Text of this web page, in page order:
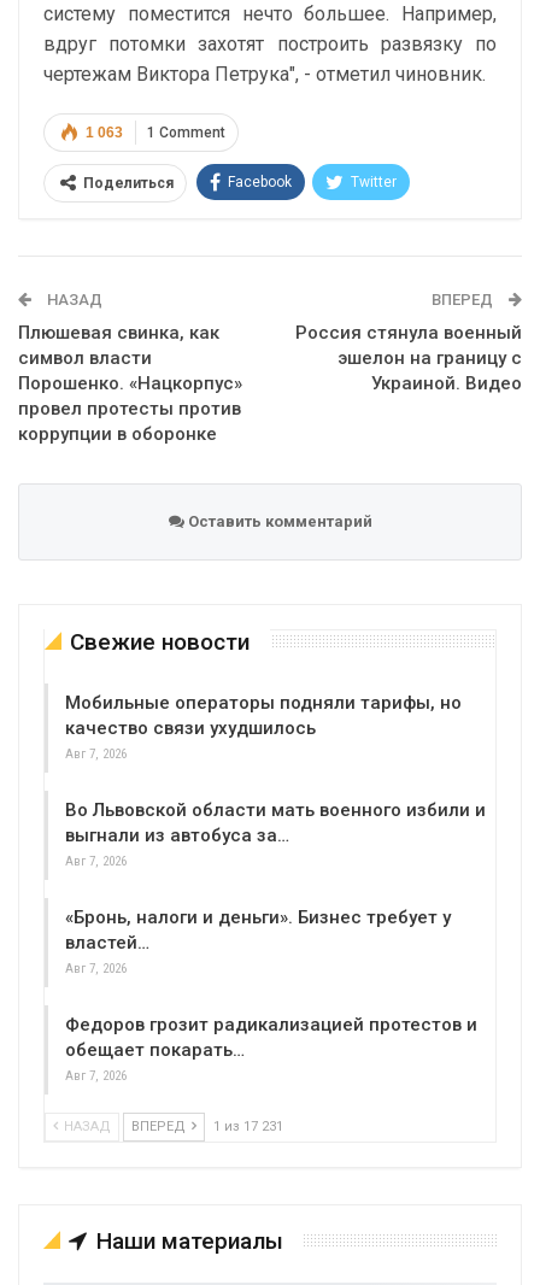
систему поместится нечто большее. Например,
вдруг потомки захотят построить развязку по
чертежам Виктора Петрука", - отметил чиновник.
1 Comment
1 063
Поделиться Facebook Twitter
НАЗАД
Плюшевая свинка, как
символ власти
Порошенко. «Нацкорпус»
провел протесты против
коррупции в оборонке
ВПЕРЕД
Россия стянула военный
эшелон на границу с
Украиной. Видео
Оставить комментарий
Свежие новости
Мобильные операторы подняли тарифы, но
качество связи ухудшилось
Авг 7, 2026
Во Львовской области мать военного избили и
выгнали из автобуса за…
Авг 7, 2026
«Бронь, налоги и деньги». Бизнес требует у
властей…
Авг 7, 2026
Федоров грозит радикализацией протестов и
обещает покарать…
Авг 7, 2026
НАЗАД ВПЕРЕД 1 из 17 231
Наши материалы